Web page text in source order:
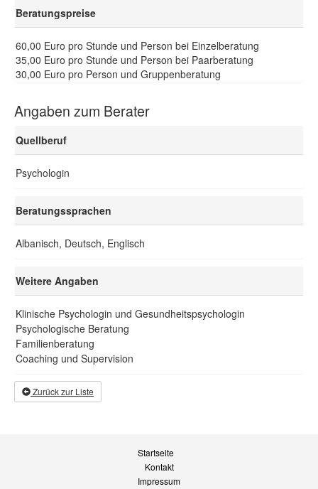
Beratungspreise
60,00 Euro pro Stunde und Person bei Einzelberatung
35,00 Euro pro Stunde und Person bei Paarberatung
30,00 Euro pro Person und Gruppenberatung
Angaben zum Berater
Quellberuf
Psychologin
Beratungssprachen
Albanisch, Deutsch, Englisch
Weitere Angaben
Klinische Psychologin und Gesundheitspsychologin
Psychologische Beratung
Familienberatung
Coaching und Supervision
Zurück zur Liste
Startseite
Kontakt
Impressum